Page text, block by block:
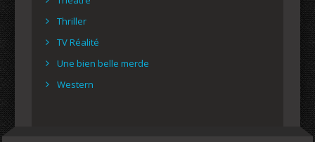
Thriller
TV Réalité
Une bien belle merde
Western